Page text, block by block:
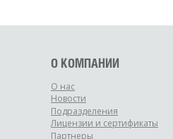
О КОМПАНИИ
О нас
Новости
Подразделения
Лицензии и сертификаты
Партнеры